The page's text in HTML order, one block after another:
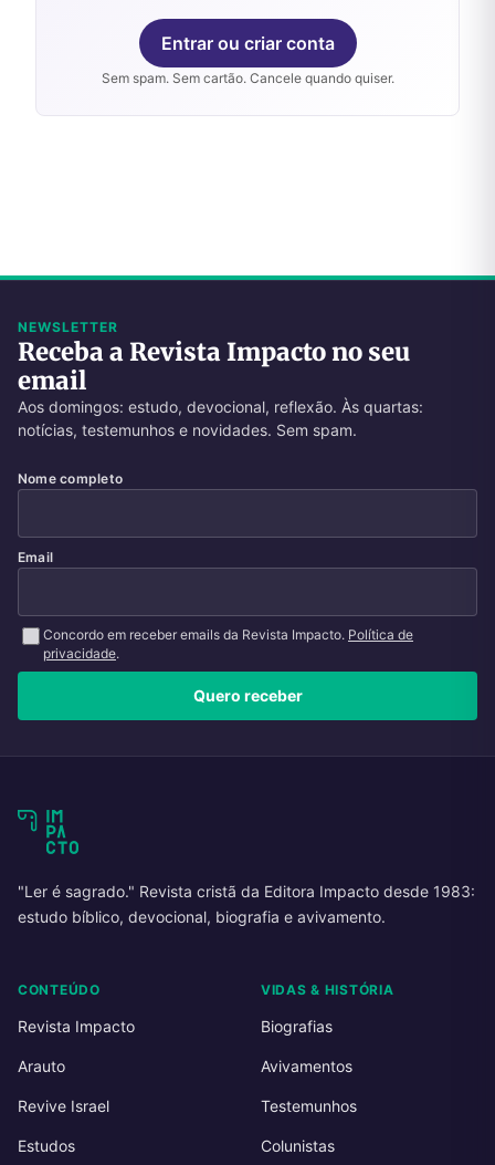
Entrar ou criar conta
Sem spam. Sem cartão. Cancele quando quiser.
NEWSLETTER
Receba a Revista Impacto no seu
email
Aos domingos: estudo, devocional, reflexão. Às quartas:
notícias, testemunhos e novidades. Sem spam.
Nome completo
Email
Concordo em receber emails da Revista Impacto. Política de
privacidade.
Quero receber
"Ler é sagrado." Revista cristã da Editora Impacto desde 1983:
estudo bíblico, devocional, biografia e avivamento.
CONTEÚDO
Revista Impacto
Arauto
Revive Israel
Estudos
VIDAS & HISTÓRIA
Biografias
Avivamentos
Testemunhos
Colunistas